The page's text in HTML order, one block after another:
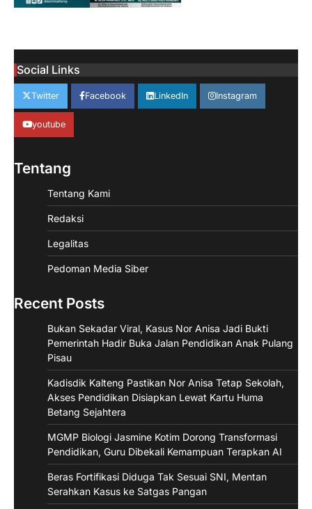
Social Links
Twitter Facebook LinkedIn Instagram
youtube
Tentang
Tentang Kami
Redaksi
Legalitas
Pedoman Media Siber
Recent Posts
Bukan Sekadar Viral, Kasus Nor Anisa Jadi Bukti
Pemerintah Hadir Buka Jalan Pendidikan Anak Pulang
Pisau
Kadisdik Kalteng Pastikan Nor Anisa Tetap Sekolah,
Akses Pendidikan Disiapkan Lewat Kartu Huma
Betang Sejahtera
MGMP Biologi Jasmine Kotim Dorong Transformasi
Pendidikan, Guru Dibekali Kemampuan Terapkan AI
Beras Fortifikasi Diduga Tak Sesuai SNI, Mentan
Serahkan Kasus ke Satgas Pangan